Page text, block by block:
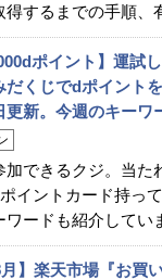
得するまでの手順、
ポイント】運試
だくじでdポイント
更新。今週のキーワ
加できるクジ。当た
イントカード持っ
ワードも紹介してい
月】楽天市場『お買